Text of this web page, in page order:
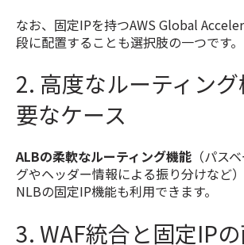
なお、固定IPを持つAWS Global
段に配置することも選択肢の一つです。
2. 高度なルーティン
要なケース
ALBの柔軟なルーティング機能 （パス
グやヘッダー情報による振り分けなど）
NLBの固定IP機能も利用できます。
3. WAF統合と固定IP